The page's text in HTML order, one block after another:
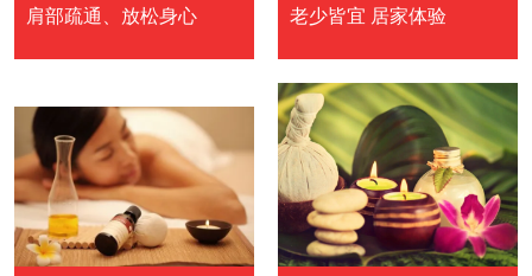
肩部疏通、放松身心
老少皆宜 居家体验